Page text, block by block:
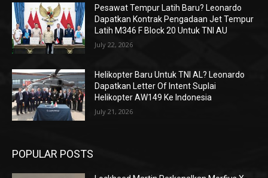
Pesawat Tempur Latih Baru? Leonardo
Dapatkan Kontrak Pengadaan Jet Tempur
Latih M346 F Block 20 Untuk TNI AU
July 22, 2026
Helikopter Baru Untuk TNI AL? Leonardo
Dapatkan Letter Of Intent Suplai
Helikopter AW149 Ke Indonesia
July 21, 2026
POPULAR POSTS